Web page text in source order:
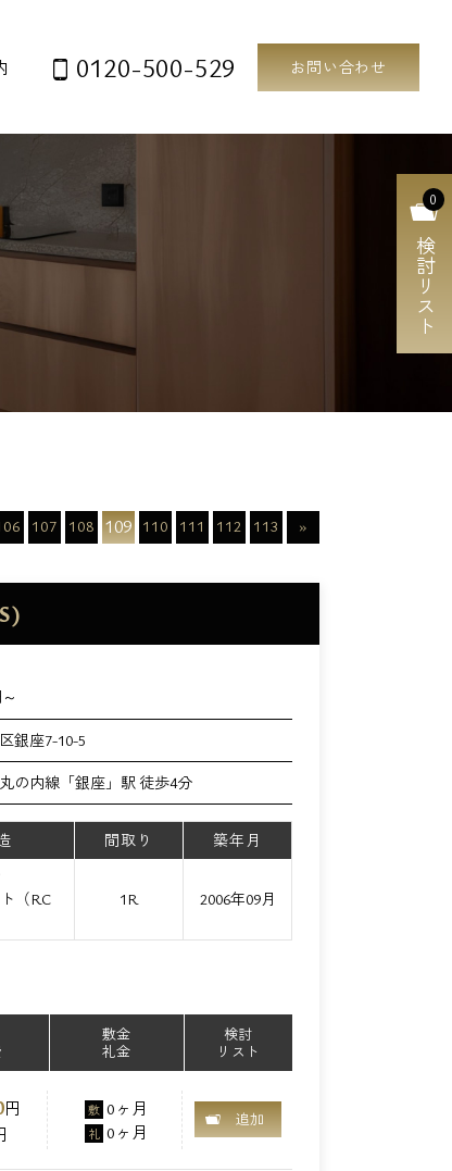
0120-500-529 お問い合わせ
0
検討リスト
107 108 109 110 111 112 113 »
銀座7-10-5
の内線「銀座」駅 徒歩4分
間取り
築年月
（RC
1R 2006年09月
敷金
礼金
検討
リスト
円
敷 0ヶ月
礼 0ヶ月
追加